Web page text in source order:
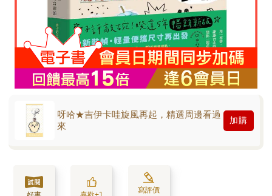
呀哈★吉伊卡哇旋風再起，精選周邊看過
來
加購
寫評價